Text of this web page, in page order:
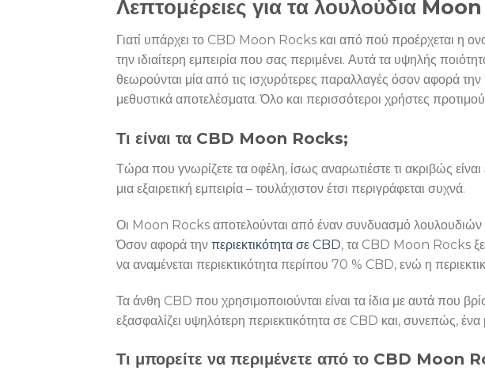
Λεπτομέρειες για τα λουλούδια
Γιατί υπάρχει το CBD Moon Rocks και από πού προέρχεται η
την ιδιαίτερη εμπειρία που σας περιμένει. Αυτά τα υψηλής
θεωρούνται μία από τις ισχυρότερες παραλλαγές όσον αφορά
μεθυστικά αποτελέσματα. Όλο και περισσότεροι χρήστες
Τι είναι τα CBD Moon Rocks;
Τώρα που γνωρίζετε τα οφέλη, ίσως αναρωτιέστε τι ακριβώς
μια εξαιρετική εμπειρία – τουλάχιστον έτσι περιγράφεται συχνά.
Οι Moon Rocks αποτελούνται από έναν συνδυασμό λουλουδιών
Όσον αφορά την περιεκτικότητα σε CBD, τα CBD Moon Rocks
να αναμένεται περιεκτικότητα περίπου 70 % CBD, ενώ η
Τα άνθη CBD που χρησιμοποιούνται είναι τα ίδια με αυτά που
εξασφαλίζει υψηλότερη περιεκτικότητα σε CBD και, συνεπώς,
Τι μπορείτε να περιμένετε από το CBD Moon